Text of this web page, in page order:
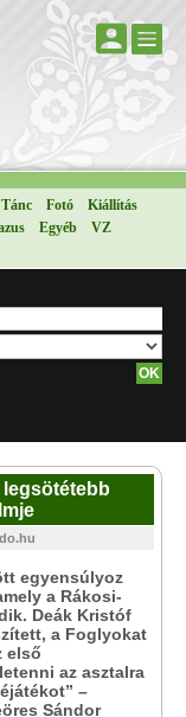
Tánc Fotó
Kiállítás
Egyéb
VZ
legsötétebb
egyensúlyoz
a Rákosi-
Deák Kristóf
a Foglyokat
első
az asztalra
–
Sándor